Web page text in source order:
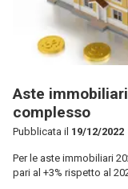
Aste
complesso
Pubblicata il 19/12/2022
Per le aste immobiliari
pari al +3% rispetto al